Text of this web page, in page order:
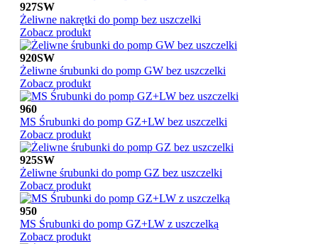
927SW
Żeliwne nakrętki do pomp bez uszczelki
Zobacz produkt
920SW
Żeliwne śrubunki do pomp GW bez uszczelki
Zobacz produkt
960
MS Śrubunki do pomp GZ+LW bez uszczelki
Zobacz produkt
925SW
Żeliwne śrubunki do pomp GZ bez uszczelki
Zobacz produkt
950
MS Śrubunki do pomp GZ+LW z uszczelką
Zobacz produkt